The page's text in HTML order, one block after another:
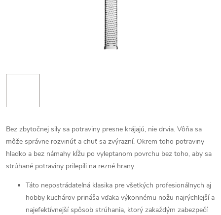
Bez zbytočnej sily sa potraviny presne krájajú, nie drvia. Vôňa sa
môže správne rozvinúť a chuť sa zvýrazní. Okrem toho potraviny
hladko a bez námahy kĺžu po vyleptanom povrchu bez toho, aby sa
strúhané potraviny prilepili na rezné hrany.
Táto nepostrádateľná klasika pre všetkých profesionálnych aj
hobby kuchárov prináša vďaka výkonnému nožu najrýchlejší a
najefektívnejší spôsob strúhania, ktorý zakaždým zabezpečí